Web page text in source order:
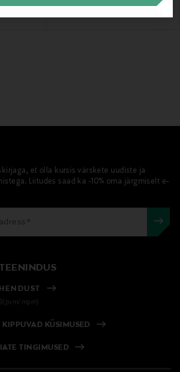
et olla kursis värskete uudiste ja
Liitudes saad ka -10% oma järgmiselt e-
mpm)
KIPPUVAD KÜSIMUSED
TINGIMUSED